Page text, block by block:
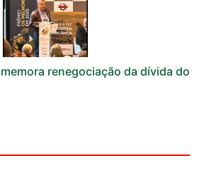
renegociação da dívida do